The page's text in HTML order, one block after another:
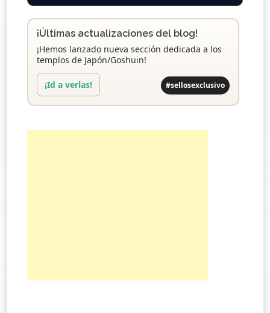
¡Últimas actualizaciones del blog!
¡Hemos lanzado nueva sección dedicada a los
templos de Japón/Goshuin!
¡Id a verlas! #sellosexclusivo